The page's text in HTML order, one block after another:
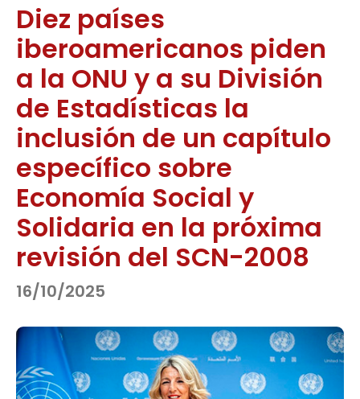
Diez países
iberoamericanos piden
a la ONU y a su División
de Estadísticas la
inclusión de un capítulo
específico sobre
Economía Social y
Solidaria en la próxima
revisión del SCN-2008
16/10/2025